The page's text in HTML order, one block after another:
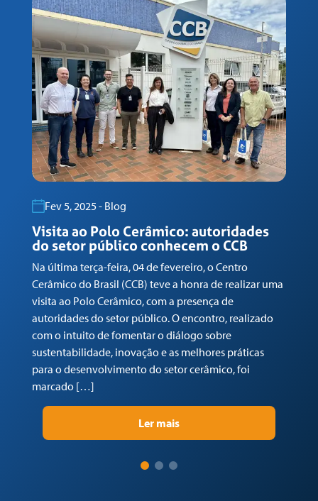
Fev 5, 2025 - Blog
Visita ao Polo Cerâmico: autoridades
do setor público conhecem o CCB
Na última terça-feira, 04 de fevereiro, o Centro
Cerâmico do Brasil (CCB) teve a honra de realizar uma
visita ao Polo Cerâmico, com a presença de
autoridades do setor público. O encontro, realizado
com o intuito de fomentar o diálogo sobre
sustentabilidade, inovação e as melhores práticas
para o desenvolvimento do setor cerâmico, foi
marcado […]
Ler mais